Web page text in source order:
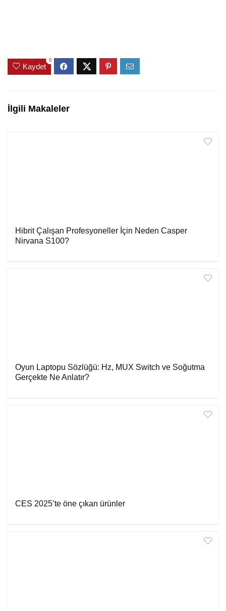
Kaydet
0
İlgili Makaleler
Hibrit Çalışan Profesyoneller İçin Neden Casper
Nirvana S100?
Oyun Laptopu Sözlüğü: Hz, MUX Switch ve Soğutma
Gerçekte Ne Anlatır?
CES 2025’te öne çıkan ürünler